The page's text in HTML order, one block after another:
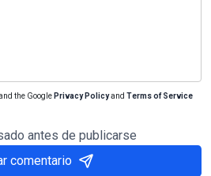
the Google Privacy Policyand Terms of Service
antes de publicarse
comentario